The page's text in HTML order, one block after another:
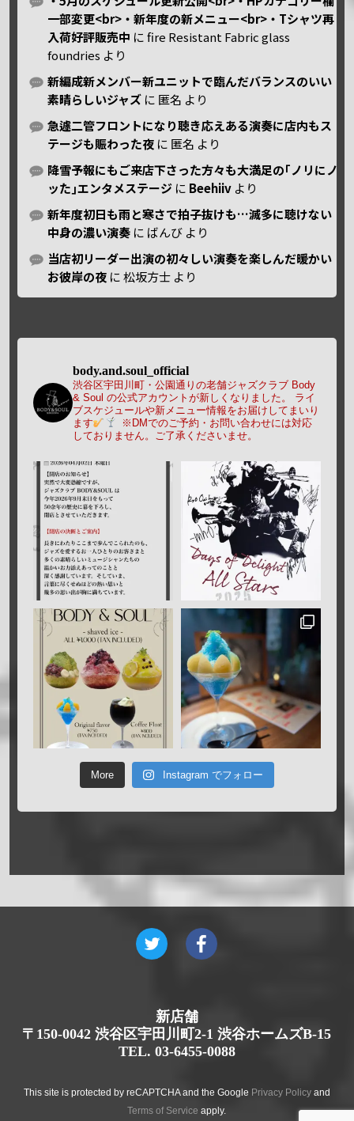
一部変更<br>・新年度の新メニュー<br>・Tシャツ再
入荷好評販売中 にfire Resistant Fabric glass
foundries より
新編成新メンバー新ユニットで臨んだバランスのいい
素晴らしいジャズ に 匿名 より
急遽二管フロントになり聴き応えある演奏に店内もス
テージも賑わった夜 に 匿名 より
降雪予報にもご来店下さった方々も大満足の｢ノリにノ
ッた｣エンタメステージ に Beehiiv より
新年度初日も雨と寒さで拍子抜けも…滅多に聴けない
中身の濃い演奏 に ばんび より
当店初リーダー出演の初々しい演奏を楽しんだ暖かい
お彼岸の夜 に松坂方士 より
body.and.soul_official
渋谷区宇田川町・公園通りの老舗ジャズクラブ Body
& Soul の公式アカウントが新しくなりました。
ライ
ブスケジュールや新メニュー情報をお届けしてまいり
ます
※DMでのご予約・お問い合わせには対応
しておりません。ご了承くださいませ。
More Instagram でフォロー
新店舗
〒150-0042 渋谷区宇田川町2-1 渋谷ホームズB-15
TEL. 03-6455-0088
This site is protected by reCAPTCHA and the Google Privacy Policyand
Terms of Service apply.